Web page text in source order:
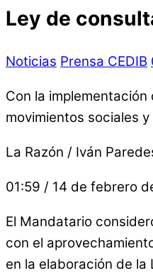
Ley de
Noticias Prensa CEDIB
Con la
movimientos sociales
La Razón / Iván
01:59 / 14 de febrero
El Mandatario
con el
en la elaboración de la